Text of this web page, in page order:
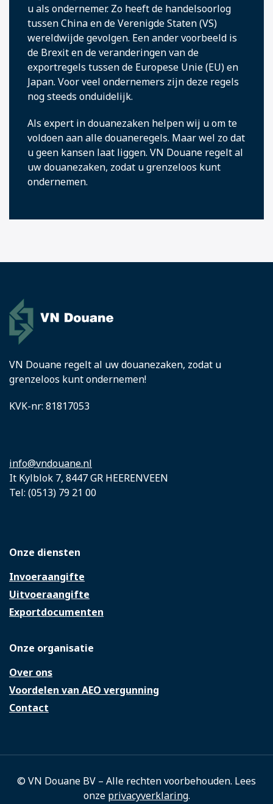
u als ondernemer. Zo heeft de handelsoorlog
tussen China en de Verenigde Staten (VS)
wereldwijde gevolgen. Een ander voorbeeld is
de Brexit en de veranderingen van de
exportregels tussen de Europese Unie (EU) en
Japan. Voor veel ondernemers zijn deze regels
nog steeds onduidelijk.
Als expert in douanezaken helpen wij u om te
voldoen aan alle douaneregels. Maar wel zo dat
u geen kansen laat liggen. VN Douane regelt al
uw douanezaken, zodat u grenzeloos kunt
ondernemen.
VN Douane regelt al uw douanezaken, zodat u
grenzeloos kunt ondernemen!
KVK-nr: 81817053
info@vndouane.nl
It Kylblok 7, 8447 GR HEERENVEEN
Tel: (0513) 79 21 00
Onze diensten
Invoeraangifte
Uitvoeraangifte
Exportdocumenten
Onze organisatie
Over ons
Voordelen van AEO vergunning
Contact
© VN Douane BV – Alle rechten voorbehouden. Lees
onze privacyverklaring.